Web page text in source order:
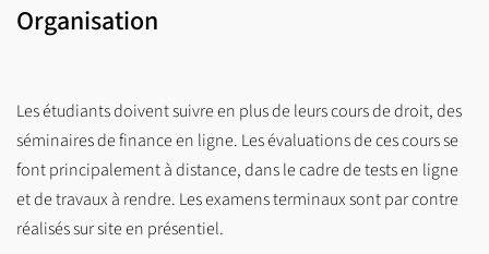
Organisation
Les étudiants doivent suivre en plus de leurs cours de droit, des
séminaires de finance en ligne. Les évaluations de ces cours se
font principalement à distance, dans le cadre de tests en ligne
et de travaux à rendre. Les examens terminaux sont par contre
réalisés sur site en présentiel.